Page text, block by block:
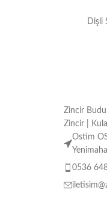
Dişli
Zincir
Zincir |
Ostim
0536